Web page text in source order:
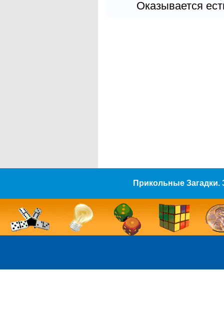
Оказывается
Прикольные Загадки.